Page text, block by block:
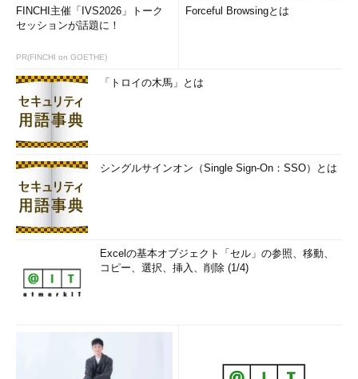
エクスプローラでファイルを共有する例
Microsoft Edge関連の新機能／機能強化点
Microsoft Edgeも継続的に開発が進められ、幾つか機能が強化
されている。
機能 概要
PDFサ
・PDFのTable of Contents（TOC、目次）が表示可能になった
・Edge上でPDFに直接インク（書き込み）可能になった
・PDFフォームをサポートした
EPUB
サポー
・EPUBに注釈を付けることが可能になった
・複数のデバイス間での読み出し進捗状況の同期が可能になった
・タスクバーにWebサイトをピン留め可能になった（Webページを開
FINCHI主催「IVS2026」トーク
セッションが話題に！
PR(FINCHI on GOETHE)
Forceful Browsingとは
「トロイの木馬」とは
シングルサインオン（Single Sign-On：SSO）とは
Excelの基本オブジェクト「セル」の参照、移動、
コピー、選択、挿入、削除 (1/4)